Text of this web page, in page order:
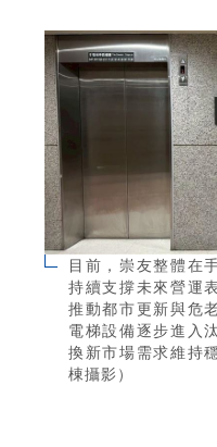
目前，崇友整體在
持續支撐未來營運
推動都市更新與危
電梯設備逐步進入
換新市場需求維持
棟攝影）